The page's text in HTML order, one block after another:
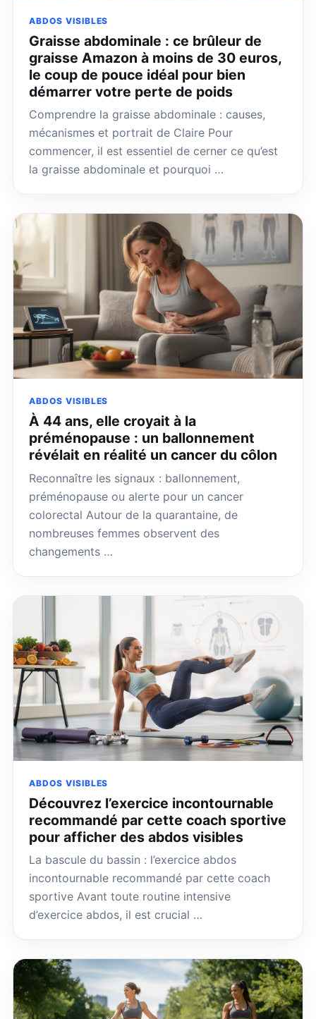
ABDOS VISIBLES
Graisse abdominale : ce brûleur de
graisse Amazon à moins de 30 euros,
le coup de pouce idéal pour bien
démarrer votre perte de poids
Comprendre la graisse abdominale : causes,
mécanismes et portrait de Claire Pour
commencer, il est essentiel de cerner ce qu’est
la graisse abdominale et pourquoi …
ABDOS VISIBLES
À 44 ans, elle croyait à la
préménopause : un ballonnement
révélait en réalité un cancer du côlon
Reconnaître les signaux : ballonnement,
préménopause ou alerte pour un cancer
colorectal Autour de la quarantaine, de
nombreuses femmes observent des
changements …
ABDOS VISIBLES
Découvrez l’exercice incontournable
recommandé par cette coach sportive
pour afficher des abdos visibles
La bascule du bassin : l’exercice abdos
incontournable recommandé par cette coach
sportive Avant toute routine intensive
d’exercice abdos, il est crucial …